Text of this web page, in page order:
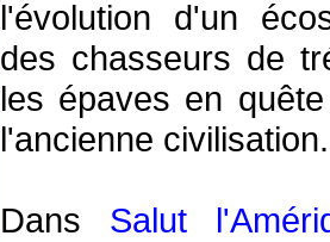
l'évolution d'un
des chasseurs de
les épaves en
l'ancienne civilisation.
Dans Salut